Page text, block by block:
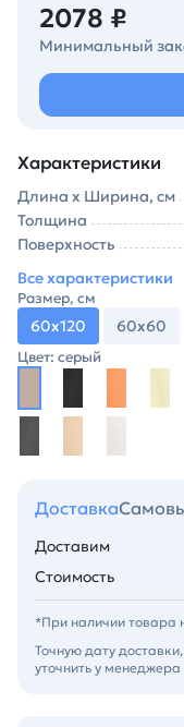
2078 ₽
Минимальный
Характеристики
Длина х Ширина, см
Толщина
Поверхность
Все характеристики
Размер, см
60х120 60х60
Цвет: серый
Доставка
Доставим
Стоимость
*При наличии товара
Точную дату
уточнить у менеджера